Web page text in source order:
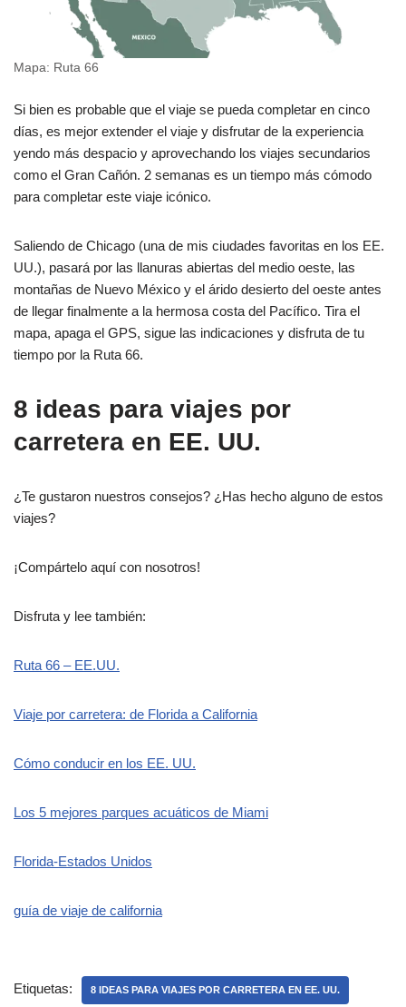
Mapa: Ruta 66
Si bien es probable que el viaje se pueda completar en cinco
días, es mejor extender el viaje y disfrutar de la experiencia
yendo más despacio y aprovechando los viajes secundarios
como el Gran Cañón. 2 semanas es un tiempo más cómodo
para completar este viaje icónico.
Saliendo de Chicago (una de mis ciudades favoritas en los EE.
UU.), pasará por las llanuras abiertas del medio oeste, las
montañas de Nuevo México y el árido desierto del oeste antes
de llegar finalmente a la hermosa costa del Pacífico. Tira el
mapa, apaga el GPS, sigue las indicaciones y disfruta de tu
tiempo por la Ruta 66.
8 ideas para viajes por
carretera en EE. UU.
¿Te gustaron nuestros consejos? ¿Has hecho alguno de estos
viajes?
¡Compártelo aquí con nosotros!
Disfruta y lee también:
Ruta 66 – EE.UU.
Viaje por carretera: de Florida a California
Cómo conducir en los EE. UU.
Los 5 mejores parques acuáticos de Miami
Florida-Estados Unidos
guía de viaje de california
Etiquetas: 8 IDEAS PARA VIAJES POR CARRETERA EN EE. UU.